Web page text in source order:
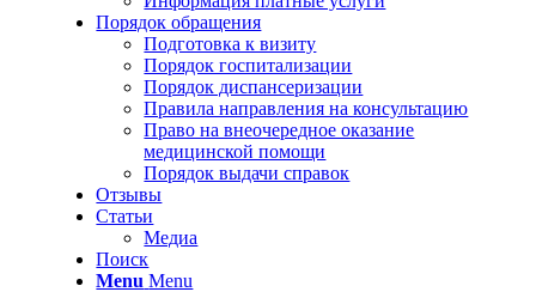
Порядок обращения
Подготовка к визиту
Порядок госпитализации
Порядок диспансеризации
Правила направления на консультацию
Право на внеочередное оказание
медицинской помощи
Порядок выдачи справок
Отзывы
Статьи
Медиа
Поиск
Menu Menu